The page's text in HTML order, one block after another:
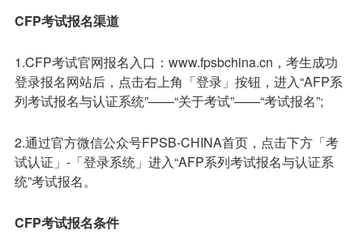
CFP考试报名渠道
1.CFP考试官网报名入口：www.fpsbchina.cn，考生成功
登录报名网站后，点击右上角「登录」按钮，进入“AFP系
列考试报名与认证系统”——“关于考试”——“考试报名”;
2.通过官方微信公众号FPSB-CHINA首页，点击下方「考
试认证」-「登录系统」进入“AFP系列考试报名与认证系
统”考试报名。
CFP考试报名条件